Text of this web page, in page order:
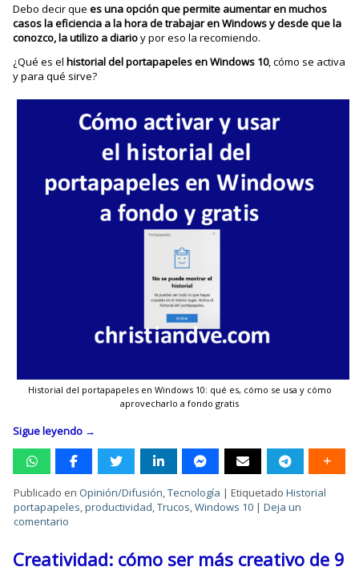
Debo decir quees una opción que permite aumentar en muchos
casos la eficiencia a la hora de trabajar en Windows y desde que la
conozco, la utilizo a diarioy por eso la recomiendo.
¿Qué es elhistorial del portapapeles en Windows 10, cómo se activa
y para qué sirve?
Historial del portapapeles en Windows 10: qué es, cómo se usa y cómo
aprovecharlo a fondo gratis
Sigue leyendo →
Publicado en Opinión/Difusión,Tecnología |Etiquetado Historial
portapapeles,productividad,Trucos,Windows 10 |Deja un
comentario
Creatividad: cómo ser más creativo de 9